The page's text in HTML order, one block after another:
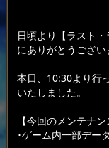
日頃より【ラスト
にありがとうござい
本日、10:30より行
いたしました。
【今回のメンテナン
･ゲーム内一部デー